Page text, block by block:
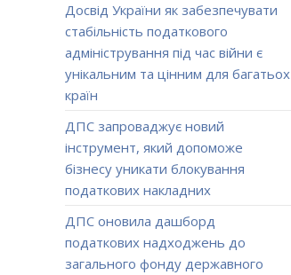
Досвід України як забезпечувати
стабільність податкового
адміністрування під час війни є
унікальним та цінним для багатьох
країн
ДПС запроваджує новий
інструмент, який допоможе
бізнесу уникати блокування
податкових накладних
ДПС оновила дашборд
податкових надходжень до
загального фонду державного